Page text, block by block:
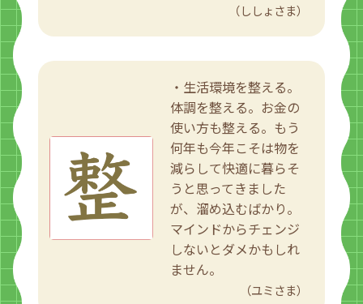
（ししょさま）
・生活環境を整える。
体調を整える。お金の
使い方も整える。もう
何年も今年こそは物を
減らして快適に暮らそ
うと思ってきました
が、溜め込むばかり。
マインドからチェンジ
しないとダメかもしれ
ません。
（ユミさま）